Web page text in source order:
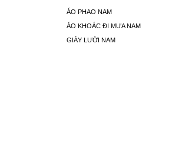
ÁO PHAO NAM
ÁO KHOÁC ĐI MƯA NAM
GIÀY LƯỜI NAM